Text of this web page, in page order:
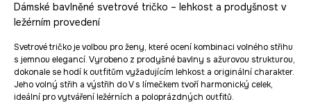
Dámské bavlněné svetrové tričko – lehkost a prodyšnost v
ležérním provedení
Svetrové tričko je volbou pro ženy, které ocení kombinaci volného střihu
s jemnou elegancí. Vyrobeno z prodyšné bavlny s ažurovou strukturou,
dokonale se hodí k outfitům vyžadujícím lehkost a originální charakter.
Jeho volný střih a výstřih do V s límečkem tvoří harmonický celek,
ideální pro vytváření ležérních a poloprázdných outfitů.